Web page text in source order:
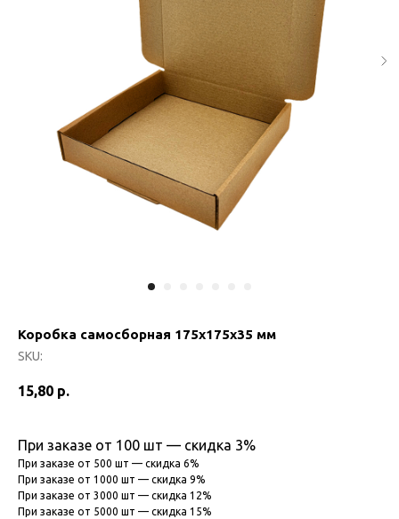
Коробка самосборная 175х175х35 мм
SKU:
15,80 р.
При заказе от 100 шт — скидка 3%
При заказе от 500 шт — скидка 6%
При заказе от 1000 шт — скидка 9%
При заказе от 3000 шт — скидка 12%
При заказе от 5000 шт — скидка 15%